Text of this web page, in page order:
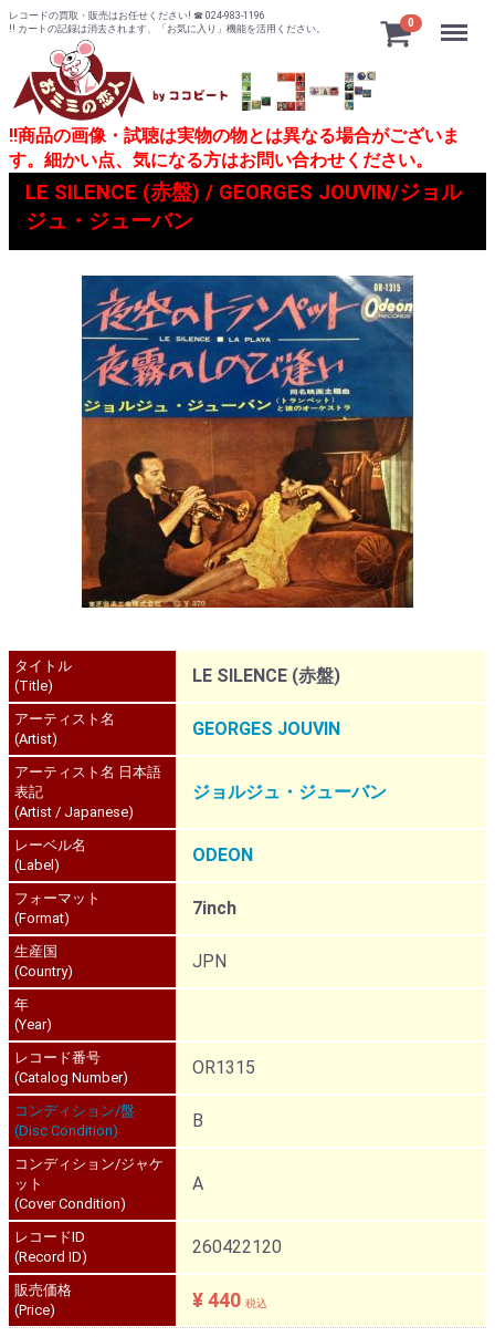
レコードの買取・販売はお任せください! ☎ 024-983-1196
!! カートの記録は消去されます、「お気に入り」機能を活用ください。
0 Menu
!!商品の画像・試聴は実物の物とは異なる場合がございま
す。細かい点、気になる方はお問い合わせください。
LE SILENCE (赤盤) / GEORGES JOUVIN/ジョル
ジュ・ジューバン
タイトル
(Title)
LE SILENCE (赤盤)
アーティスト名
(Artist)
GEORGES JOUVIN
アーティスト名 日本語
表記
(Artist / Japanese)
ジョルジュ・ジューバン
レーベル名
(Label)
ODEON
フォーマット
(Format)
7inch
生産国
(Country)
JPN
年
(Year)
レコード番号
(Catalog Number)
OR1315
コンディション/盤
(Disc Condition)
B
コンディション/ジャケ
ット
(Cover Condition)
A
レコードID
(Record ID)
260422120
販売価格
(Price)
¥ 440 税込